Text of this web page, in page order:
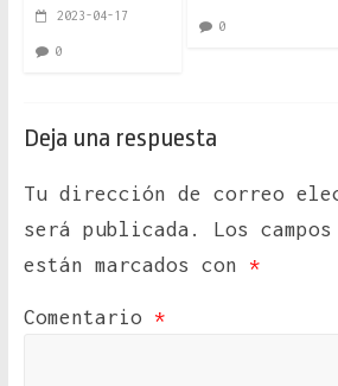
2023-04-17
0
0
Deja una respuesta
Tu dirección de correo
será publicada.
Los
están marcados con *
Comentario *